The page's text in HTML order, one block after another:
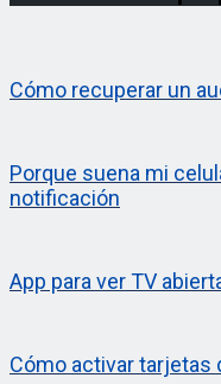
Cómo recuperar un
Porque suena mi
notificación
App para ver TV
Cómo activar tarjetas